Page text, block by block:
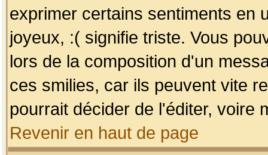
exprimer certains sentiments en
joyeux, :( signifie triste. Vous
lors de la composition d'un
ces smilies, car ils peuvent vite
pourrait décider de l'éditer, voire
Revenir en haut de page